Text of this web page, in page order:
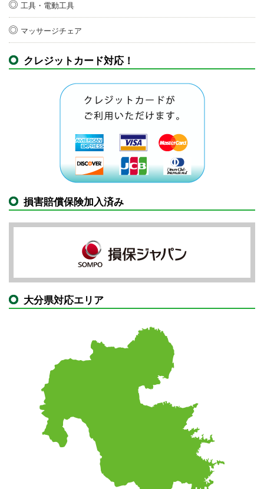
工具・電動工具
マッサージチェア
クレジットカード対応！
損害賠償保険加入済み
大分県対応エリア